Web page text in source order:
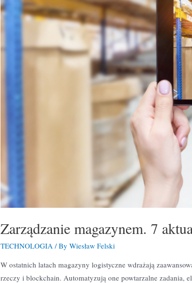
Zarządzanie magazynem. 7
TECHNOLOGIA / ByWiesław Felski
W ostatnich latach magazyny logistyczne wdrażają
rzeczy i blockchain. Automatyzują one powtarzalne zadania,